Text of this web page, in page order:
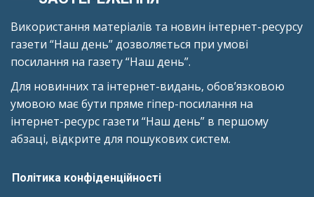
Використання матеріалів та новин інтернет-ресурсу
газети “Наш день” дозволяється при умові
посилання на газету “Наш день”.
Для новинних та інтернет-видань, обов’язковою
умовою має бути пряме гіпер-посилання на
інтернет-ресурс газети “Наш день” в першому
абзаці, відкрите для пошукових систем.
Політика конфіденційності